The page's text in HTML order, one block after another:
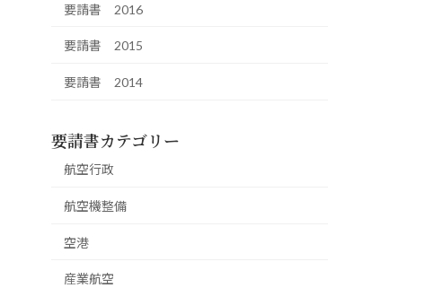
要請書 2016
要請書 2015
要請書 2014
要請書カテゴリー
航空行政
航空機整備
空港
産業航空